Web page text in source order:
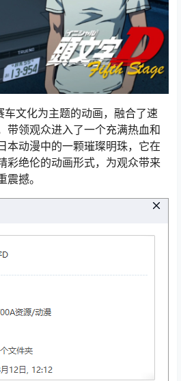
车文化为主题的动画，融合了速
带领观众进入了一个充满热血和
本动漫中的一颗璀璨明珠，它在
彩绝伦的动画形式，为观众带来
撼。